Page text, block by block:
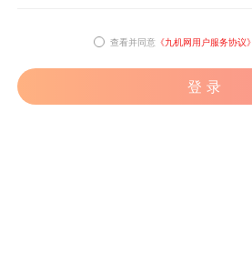
查看并同意 《九机网用户服务协议》
登 录